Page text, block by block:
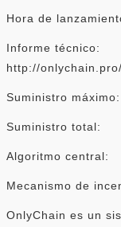
Hora de
Informe técnico:
http://
Suministro máximo:
Suministro total:
Algoritmo central:
Mecanismo de
OnlyChain es un